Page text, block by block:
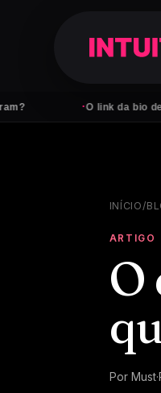
O link da bio devia
INÍCIO/
ARTIGO
O
Por Must·